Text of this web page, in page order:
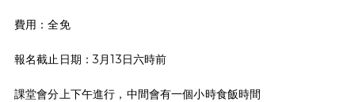
費用：全免
報名截止日期：3月13日六時前
課堂會分上下午進行，中間會有一個小時食飯時間